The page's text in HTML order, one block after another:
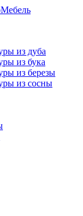
из дуба
из бука
из березы
из сосны